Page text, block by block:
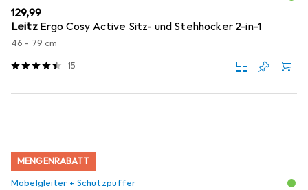
EUR
129,99
Leitz Ergo Cosy Active Sitz- und Stehhocker 2-in-1
46 - 79 cm
15
MENGENRABATT
Möbelgleiter + Schutzpuffer